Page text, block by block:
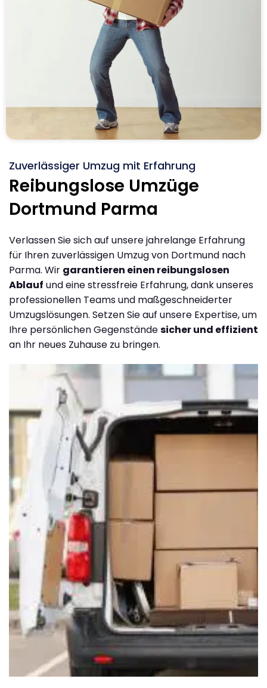
Zuverlässiger Umzug mit Erfahrung
Reibungslose Umzüge
Dortmund Parma
Verlassen Sie sich auf unsere jahrelange Erfahrung
für Ihren zuverlässigen Umzug von Dortmund nach
Parma. Wir garantieren einen reibungslosen
Ablauf und eine stressfreie Erfahrung, dank unseres
professionellen Teams und maßgeschneiderter
Umzugslösungen. Setzen Sie auf unsere Expertise, um
Ihre persönlichen Gegenständesicher und effizient
an Ihr neues Zuhause zu bringen.